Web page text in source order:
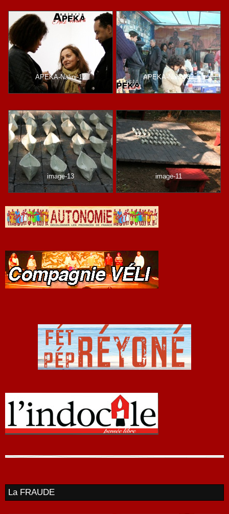
APEKA-Nalini-12 APEKA-Nalini-02
image-13 image-11
La FRAUDE